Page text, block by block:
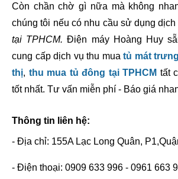
Còn chần chờ gì nữa mà không
chúng tôi nếu có nhu cầu sử dụng dịch
tại TPHCM. Điện máy Hoàng Huy
cung cấp dịch vụ thu mua tủ mát
thị, thu mua tủ đông tại TPHCM tất
tốt nhất. Tư vấn miễn phí - Báo giá
Thông tin liên hệ:
- Địa chỉ: 155A Lạc Long Quân,
- Điện thoại: 0909 633 996 - 0961 663